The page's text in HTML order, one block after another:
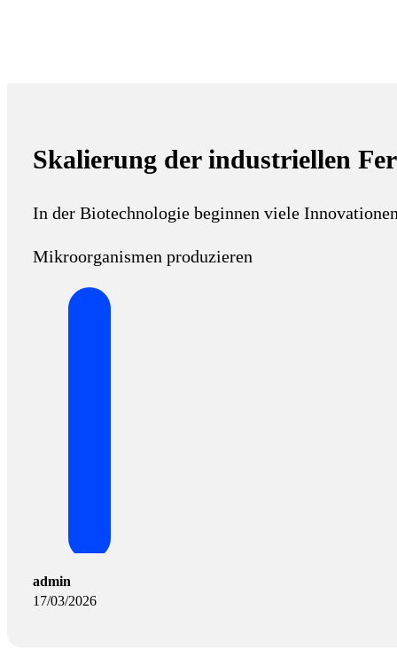
Skalierung der industriellen
In der Biotechnologie beginnen viele
Mikroorganismen produzieren
admin
17/03/2026